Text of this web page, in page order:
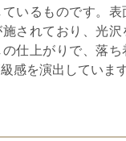
いるものです。表
されており、光沢
の仕上がりで、落ち
感を演出しています